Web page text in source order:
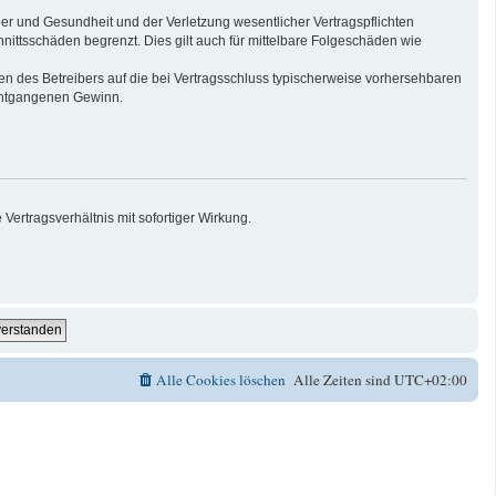
und Gesundheit und der Verletzung wesentlicher Vertragspflichten
begrenzt. Dies gilt auch für mittelbare Folgeschäden wie
des Betreibers auf die bei Vertragsschluss typischerweise vorhersehbaren
Gewinn.
mit sofortiger Wirkung.
Alle Zeiten sindUTC+02:00
Alle Cookies löschen